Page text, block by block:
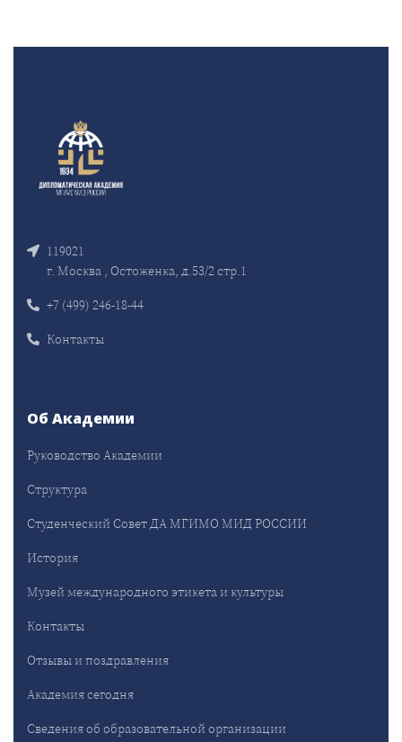
119021
г. Москва , Остоженка, д.53/2 стр.1
+7 (499) 246-18-44
Контакты
Об Академии
Руководство Академии
Структура
Студенческий Совет ДА МГИМО МИД РОССИИ
История
Музей международного этикета и культуры
Контакты
Отзывы и поздравления
Академия сегодня
Сведения об образовательной организации